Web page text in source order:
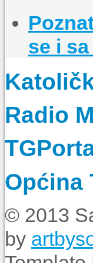
se i
Radio
Općina
© 2013
by